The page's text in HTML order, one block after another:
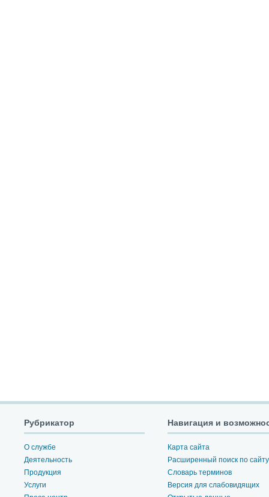
Рубрикатор
О службе
Деятельность
Продукция
Услуги
Навигация и
Карта сайта
Расширенный поиск по сайту
Словарь терминов
Версия для слабовидящих